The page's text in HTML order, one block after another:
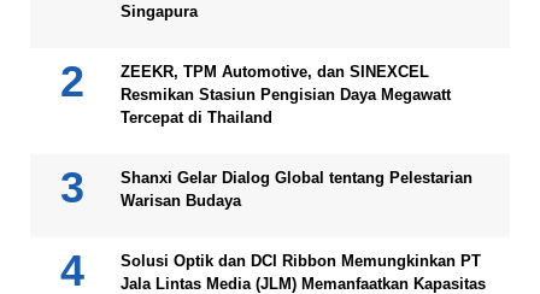
Singapura
ZEEKR, TPM Automotive, dan SINEXCEL
Resmikan Stasiun Pengisian Daya Megawatt
Tercepat di Thailand
Shanxi Gelar Dialog Global tentang Pelestarian
Warisan Budaya
Solusi Optik dan DCI Ribbon Memungkinkan PT
Jala Lintas Media (JLM) Memanfaatkan Kapasitas